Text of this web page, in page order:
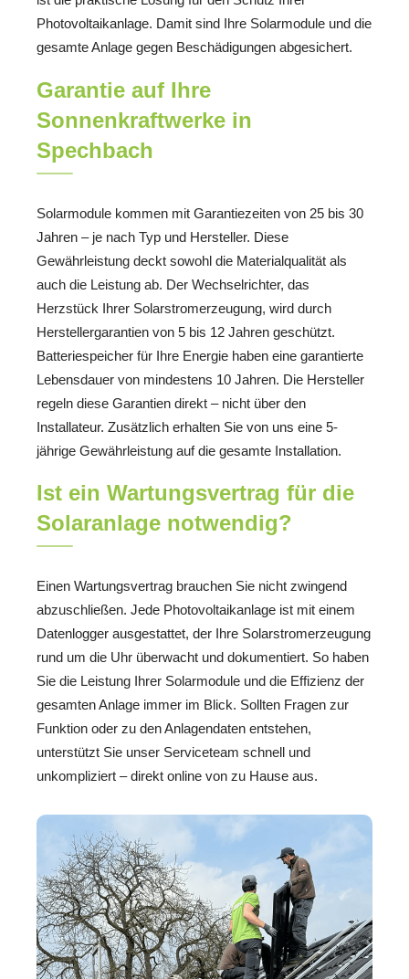
Photovoltaikanlage. Damit sind Ihre Solarmodule und die
gesamte Anlage gegen Beschädigungen abgesichert.
Garantie auf Ihre
Sonnenkraftwerke in
Spechbach
Solarmodule kommen mit Garantiezeiten von 25 bis 30
Jahren – je nach Typ und Hersteller. Diese
Gewährleistung deckt sowohl die Materialqualität als
auch die Leistung ab. Der Wechselrichter, das
Herzstück Ihrer Solarstromerzeugung, wird durch
Herstellergarantien von 5 bis 12 Jahren geschützt.
Batteriespeicher für Ihre Energie haben eine garantierte
Lebensdauer von mindestens 10 Jahren. Die Hersteller
regeln diese Garantien direkt – nicht über den
Installateur. Zusätzlich erhalten Sie von uns eine 5-
jährige Gewährleistung auf die gesamte Installation.
Ist ein Wartungsvertrag für die
Solaranlage notwendig?
Einen Wartungsvertrag brauchen Sie nicht zwingend
abzuschließen. Jede Photovoltaikanlage ist mit einem
Datenlogger ausgestattet, der Ihre Solarstromerzeugung
rund um die Uhr überwacht und dokumentiert. So haben
Sie die Leistung Ihrer Solarmodule und die Effizienz der
gesamten Anlage immer im Blick. Sollten Fragen zur
Funktion oder zu den Anlagendaten entstehen,
unterstützt Sie unser Serviceteam schnell und
unkompliziert – direkt online von zu Hause aus.